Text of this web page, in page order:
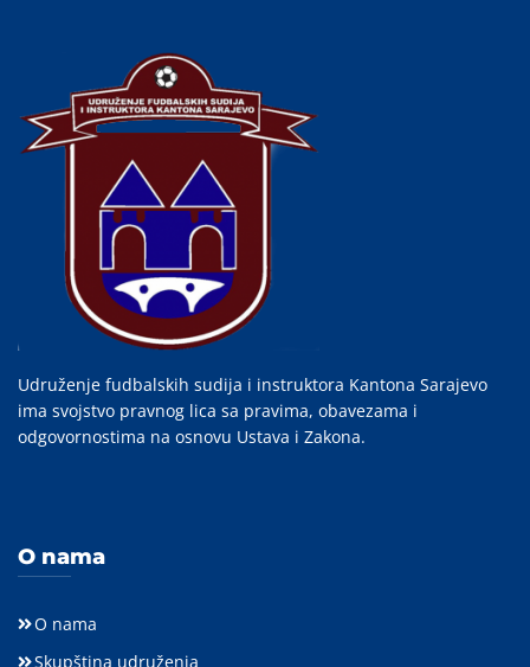
Udruženje fudbalskih sudija i instruktora Kantona Sarajevo
ima svojstvo pravnog lica sa pravima, obavezama i
odgovornostima na osnovu Ustava i Zakona.
O nama
O nama
Skupština udruženja